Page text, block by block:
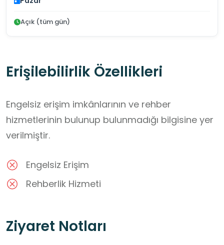
Açık (tüm gün)
Erişilebilirlik Özellikleri
Engelsiz erişim imkânlarının ve rehber
hizmetlerinin bulunup bulunmadığı bilgisine yer
verilmiştir.
Engelsiz Erişim
Rehberlik Hizmeti
Ziyaret Notları